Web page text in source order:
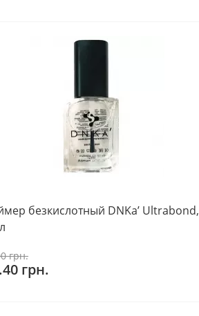
безкислотный DNKa’ Ultrabond,
грн.
грн.